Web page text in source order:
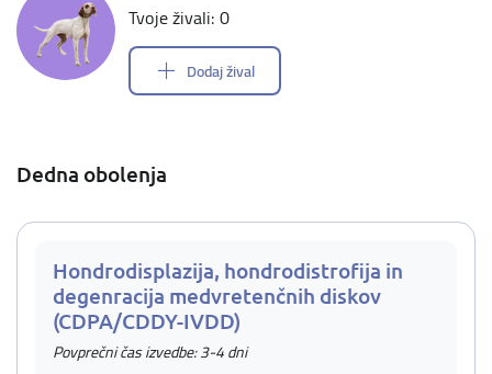
Tvoje živali: 0
Dodaj žival
Dedna obolenja
Hondrodisplazija, hondrodistrofija in
degenracija medvretenčnih diskov
(CDPA/CDDY-IVDD)
Povprečni čas izvedbe: 3-4 dni